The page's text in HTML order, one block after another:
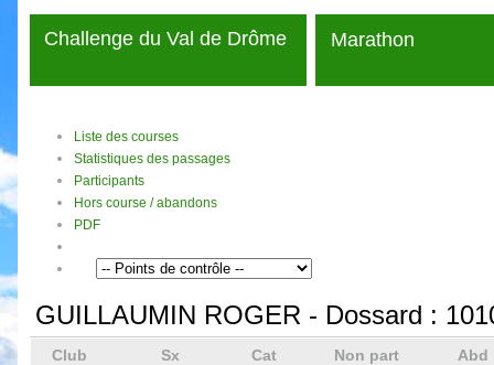
Challenge du Val de Drôme Marathon
Liste des courses
Statistiques des passages
Participants
Hors course / abandons
PDF
GUILLAUMIN ROGER - Dossard :
Club Sx Cat Non part
Abd